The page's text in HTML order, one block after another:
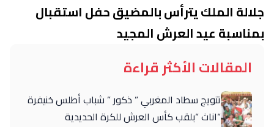
جلالة الملك يترأس بالمضيق حفل استقبال
بمناسبة عيد العرش المجيد
المقالات الأكثر قراءة
تتويج سطاد المغربي ” ذكور ” شباب أطلس خنيفرة
“اناث “بلقب كأس العرش للكرة الحديدية